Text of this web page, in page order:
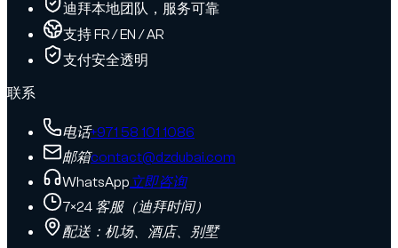
迪拜本地团队，服务可靠
支持 FR / EN / AR
支付安全透明
联系
电话+971 58 101 1086
邮箱contact@dzdubai.com
WhatsApp 立即咨询
7×24 客服（迪拜时间）
配送：机场、酒店、别墅